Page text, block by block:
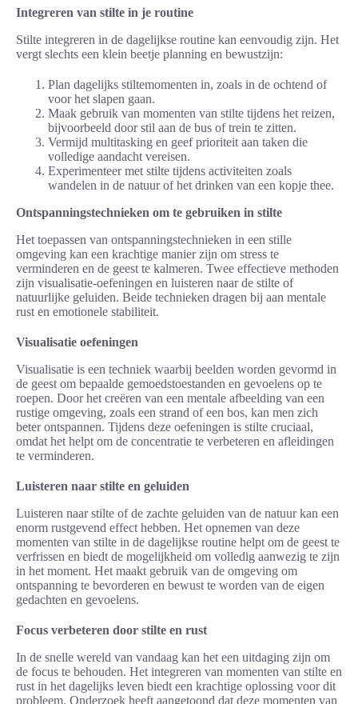
Integreren van stilte in je routine
Stilte integreren in de dagelijkse routine kan eenvoudig zijn. Het
vergt slechts een klein beetje planning en bewustzijn:
Plan dagelijks stiltemomenten in, zoals in de ochtend of
voor het slapen gaan.
Maak gebruik van momenten van stilte tijdens het reizen,
bijvoorbeeld door stil aan de bus of trein te zitten.
Vermijd multitasking en geef prioriteit aan taken die
volledige aandacht vereisen.
Experimenteer met stilte tijdens activiteiten zoals
wandelen in de natuur of het drinken van een kopje thee.
Ontspanningstechnieken om te gebruiken in stilte
Het toepassen van ontspanningstechnieken in een stille
omgeving kan een krachtige manier zijn om stress te
verminderen en de geest te kalmeren. Twee effectieve methoden
zijn visualisatie-oefeningen en luisteren naar de stilte of
natuurlijke geluiden. Beide technieken dragen bij aan mentale
rust en emotionele stabiliteit.
Visualisatie oefeningen
Visualisatie is een techniek waarbij beelden worden gevormd in
de geest om bepaalde gemoedstoestanden en gevoelens op te
roepen. Door het creëren van een mentale afbeelding van een
rustige omgeving, zoals een strand of een bos, kan men zich
beter ontspannen. Tijdens deze oefeningen is stilte cruciaal,
omdat het helpt om de concentratie te verbeteren en afleidingen
te verminderen.
Luisteren naar stilte en geluiden
Luisteren naar stilte of de zachte geluiden van de natuur kan een
enorm rustgevend effect hebben. Het opnemen van deze
momenten van stilte in de dagelijkse routine helpt om de geest te
verfrissen en biedt de mogelijkheid om volledig aanwezig te zijn
in het moment. Het maakt gebruik van de omgeving om
ontspanning te bevorderen en bewust te worden van de eigen
gedachten en gevoelens.
Focus verbeteren door stilte en rust
In de snelle wereld van vandaag kan het een uitdaging zijn om
de focus te behouden. Het integreren van momenten van stilte en
rust in het dagelijks leven biedt een krachtige oplossing voor dit
probleem. Onderzoek heeft aangetoond dat deze momenten van